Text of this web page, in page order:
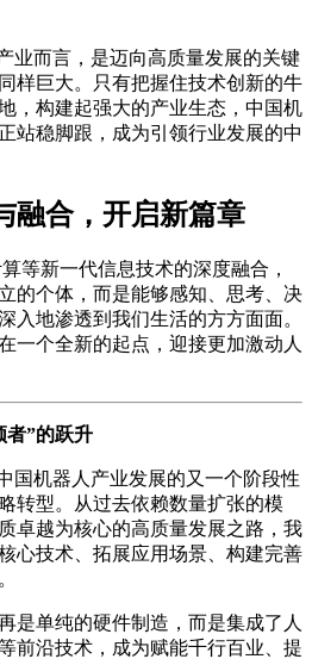
业而言，是迈向高质量发展的关键
样巨大。只有把握住技术创新的牛
，构建起强大的产业生态，中国机
站稳脚跟，成为引领行业发展的中
融合，开启新篇章
等新一代信息技术的深度融合，
的个体，而是能够感知、思考、决
入地渗透到我们生活的方方面面。
一个全新的起点，迎接更加激动人
者”的跃升
国机器人产业发展的又一个阶段性
转型。从过去依赖数量扩张的模
卓越为核心的高质量发展之路，我
心技术、拓展应用场景、构建完善
是单纯的硬件制造，而是集成了人
前沿技术，成为赋能千行百业、提